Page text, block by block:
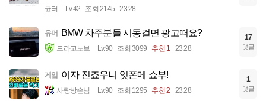
균터 Lv.42 조회 2145 23:28
유머 BMW 차주분들 시동걸면 광고떠요?
드라고노브 Lv.90 조회 3099 추천 1 23:28
17
댓글
게임 이자 진죠우니 잇폰메 쇼부!
사랑방손님 Lv.90 조회 1295 추천 2 23:28
1
댓글